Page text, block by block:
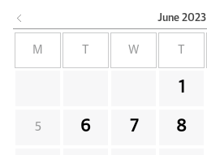
June 2023
M W
1
5 6 7 8